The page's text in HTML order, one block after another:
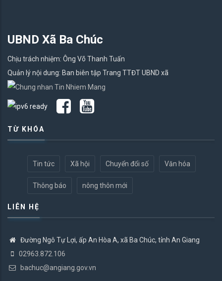
UBND Xã Ba Chúc
Chịu trách nhiệm: Ông Võ Thanh Tuấn
Quản lý nội dung: Ban biên tập Trang TTĐT UBND xã
TỪ KHÓA
Tin tức Xã hội Chuyển đổi số Văn hóa
Thông báo nông thôn mới
LIÊN HỆ
Đường Ngô Tự Lợi, ấp An Hòa A, xã Ba Chúc, tỉnh An Giang
02963.872.106
bachuc@angiang.gov.vn